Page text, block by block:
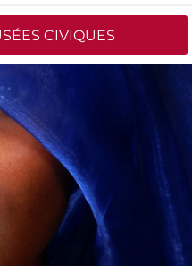
CIVIQUES